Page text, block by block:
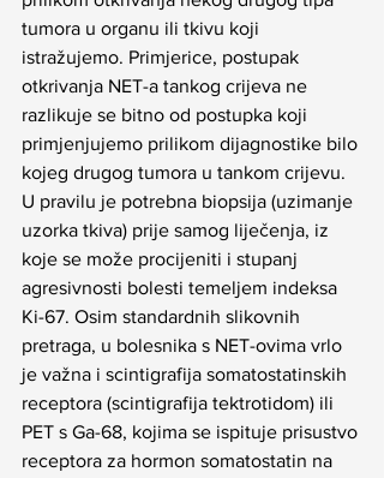
tumora u organu ili tkivu koji
istražujemo. Primjerice, postupak
otkrivanja NET-a tankog crijeva ne
razlikuje se bitno od postupka koji
primjenjujemo prilikom dijagnostike bilo
kojeg drugog tumora u tankom crijevu.
U pravilu je potrebna biopsija (uzimanje
uzorka tkiva) prije samog liječenja, iz
koje se može procijeniti i stupanj
agresivnosti bolesti temeljem indeksa
Ki-67. Osim standardnih slikovnih
pretraga, u bolesnika s NET-ovima vrlo
je važna i scintigrafija somatostatinskih
receptora (scintigrafija tektrotidom) ili
PET s Ga-68, kojima se ispituje prisustvo
receptora za hormon somatostatin na